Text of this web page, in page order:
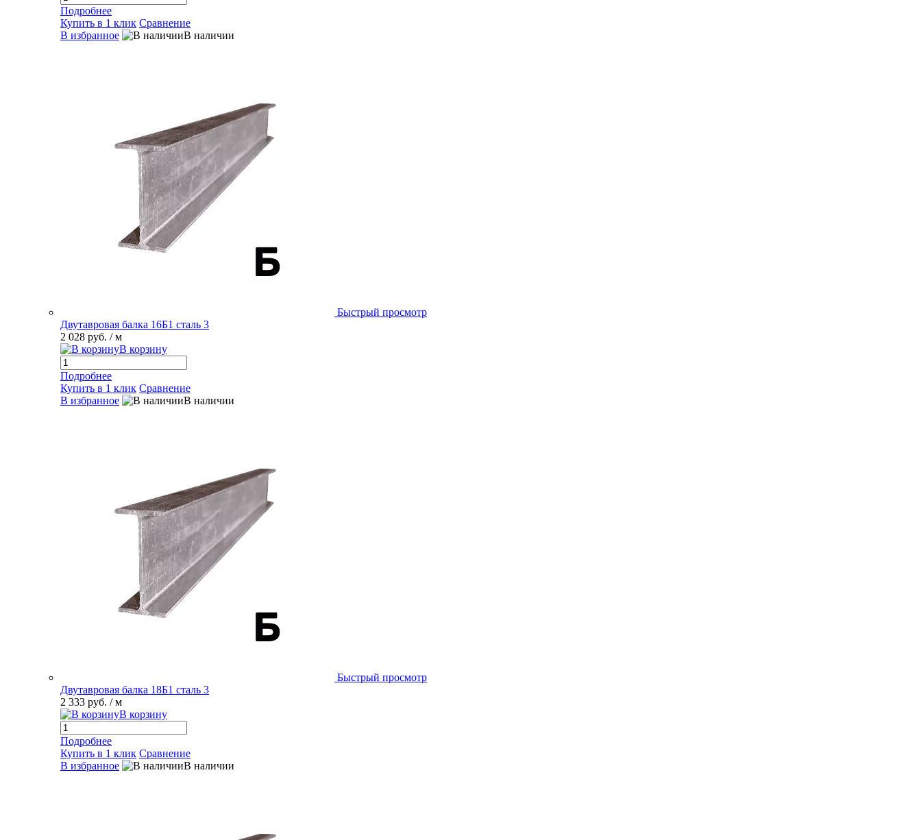
Подробнее
Купить в 1 клик Сравнение
В избранное
В наличии
Быстрый просмотр
Двутавровая балка 16Б1 сталь 3
2 028 руб. / м
В корзину
Подробнее
Купить в 1 клик Сравнение
В избранное
В наличии
Быстрый просмотр
Двутавровая балка 18Б1 сталь 3
2 333 руб. / м
В корзину
Подробнее
Купить в 1 клик Сравнение
В избранное
В наличии